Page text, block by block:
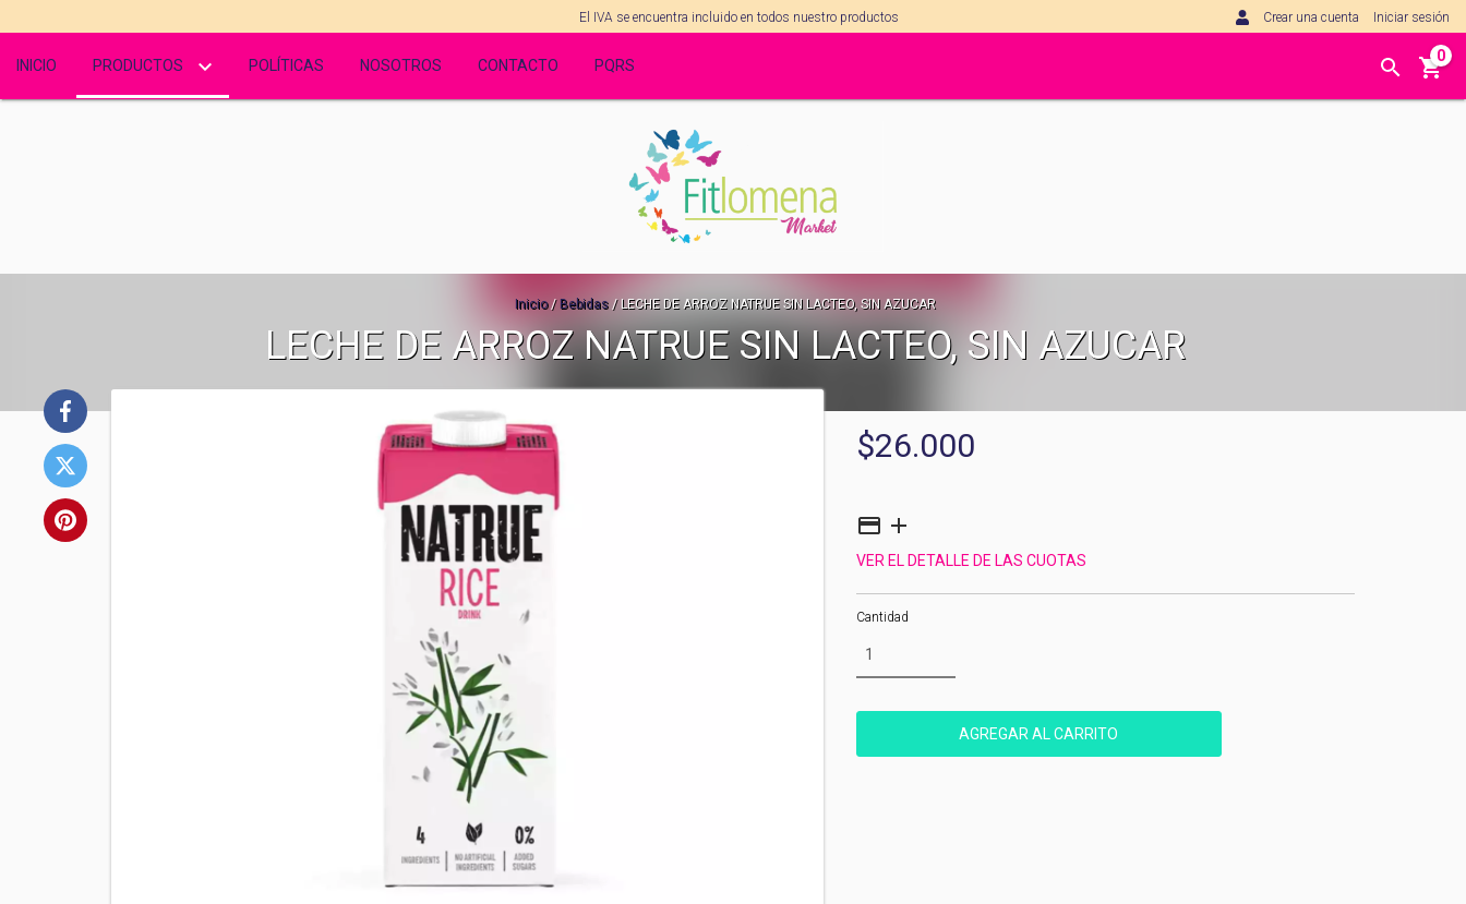
El IVA se encuentra incluido en todos nuestro productos Crear una cuenta Iniciar sesión
INICIO PRODUCTOS POLÍTICAS NOSOTROS CONTACTO PQRS
0
Inicio / Bebidas / LECHE DE ARROZ NATRUE SIN LACTEO, SIN AZUCAR
LECHE DE ARROZ NATRUE SIN LACTEO, SIN AZUCAR
$26.000
VER EL DETALLE DE LAS CUOTAS
Cantidad